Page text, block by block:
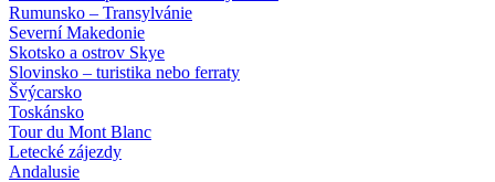
Rumunsko – Transylvánie
Severní Makedonie
Skotsko a ostrov Skye
Slovinsko – turistika nebo ferraty
Švýcarsko
Toskánsko
Tour du Mont Blanc
Letecké zájezdy
Andalusie